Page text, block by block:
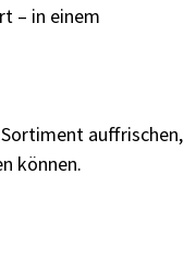
– in einem
auffrischen,
können.